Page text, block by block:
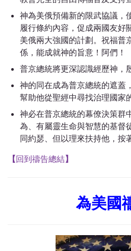
神為美俄預備新的限武協議，
履行條約內容，促成兩國友好
美俄兩大強國的計劃。 祝福普
係，能成就神的旨意！阿們！
普京總統將更深認識經歷神，
神的同在成為普京總統的遮蓋
幫助他從聖經中尋找治理國家
神必在普京總統的幕僚決策群
為、有屬靈生命與智慧的基督
同約瑟、但以理來扶持他，按
【回到禱告總結】
為美國